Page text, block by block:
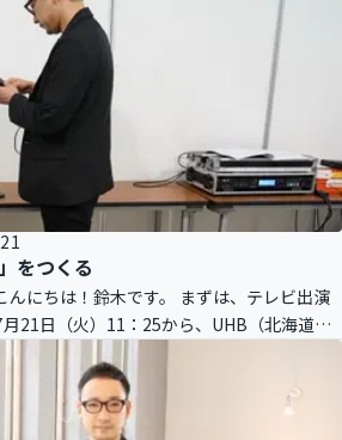
をつくる
んにちは！鈴木です。 まずは、テレビ出演
21日（火）11：25から、UHB（北海道文
（ふむふむ）』にラル